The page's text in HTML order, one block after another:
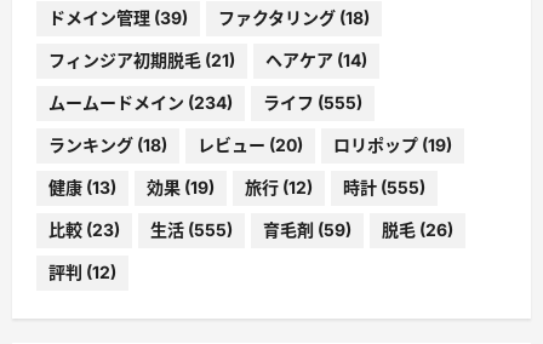
ドメイン管理 (39) ファクタリング (18)
フィンジア初期脱毛 (21) ヘアケア (14)
ムームードメイン (234) ライフ (555)
ランキング (18) レビュー (20) ロリポップ (19)
健康 (13) 効果 (19) 旅行 (12) 時計 (555)
比較 (23) 生活 (555) 育毛剤 (59) 脱毛 (26)
評判 (12)